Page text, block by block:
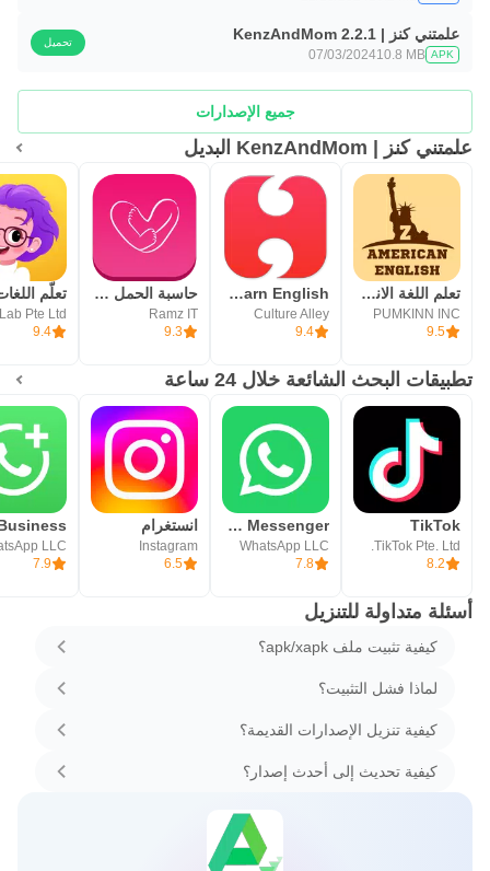
علمتني كنز | KenzAndMom 2.2.1
APK
10.8 MB
07/03/2024
تحميل
جميع الإصدارات
علمتني كنز | KenzAndMom البديل
تعلم اللغة الانجليزية من الصفر
PUMKINN INC
9.5
Hello English: Learn English
Culture Alley
9.4
حاسبة الحمل - متابعة الحمل
Ramz IT
9.3
9.4
تطبيقات البحث الشائعة خلال 24 ساعة
TikTok
TikTok Pte. Ltd.
8.2
WhatsApp Messenger - واتساب مسنجر
WhatsApp LLC
7.8
انستغرام
Instagram
6.5
LLC
7.9
أسئلة متداولة للتنزيل
كيفية تثبيت ملف apk/xapk؟
لماذا فشل التثبيت؟
كيفية تنزيل الإصدارات القديمة؟
كيفية تحديث إلى أحدث إصدار؟